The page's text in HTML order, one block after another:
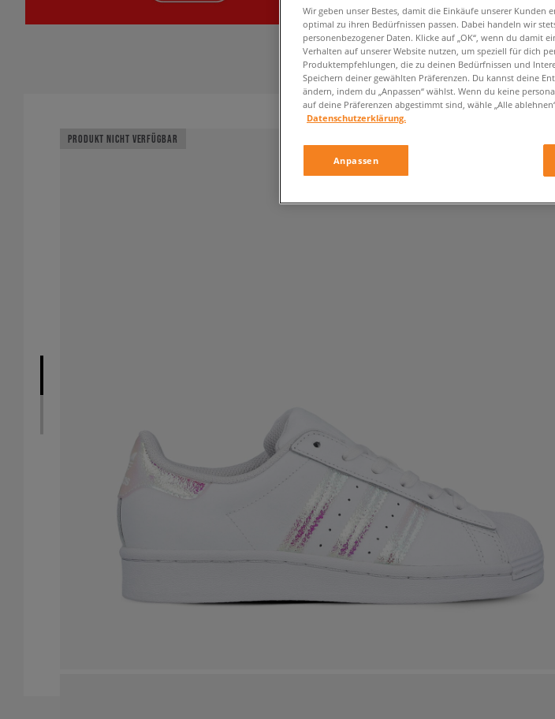
PRODUKT NICHT VERFÜGBAR
Wir geben unser Bestes, damit die Einkäufe unserer
optimal zu ihren Bedürfnissen passen. Dabei handeln wir
personenbezogener Daten. Klicke auf „OK“, wenn du damit
Verhalten auf unserer Website nutzen, um speziell für dich
Produktempfehlungen, die zu deinen Bedürfnissen und
Speichern deiner gewählten Präferenzen. Du kannst deine
ändern, indem du „Anpassen“ wählst. Wenn du keine
auf deine Präferenzen abgestimmt sind, wähle „Alle
Datenschutzerklärung.
Anpassen